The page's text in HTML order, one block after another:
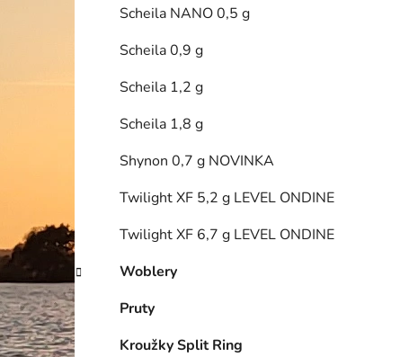
Scheila NANO 0,5 g
Scheila 0,9 g
Scheila 1,2 g
Scheila 1,8 g
Shynon 0,7 g NOVINKA
Twilight XF 5,2 g LEVEL ONDINE
Twilight XF 6,7 g LEVEL ONDINE
Woblery
Pruty
Kroužky Split Ring